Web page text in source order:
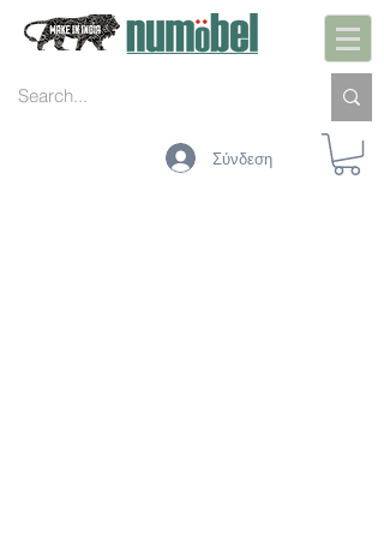
Σύνδεση